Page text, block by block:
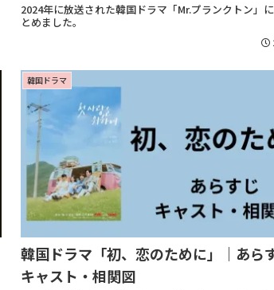
2024年に放送された韓国ドラマ「Mr.プランクトン」
とめました。
韓国ドラマ
韓国ドラマ「初、恋のために」｜あら
キャスト・相関図